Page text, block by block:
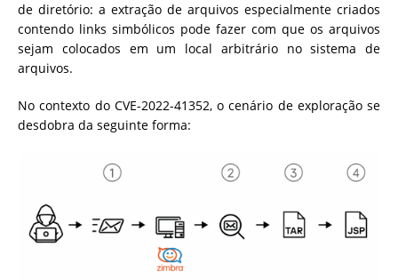
de diretório: a extração de arquivos especialmente criados
contendo links simbólicos pode fazer com que os arquivos
sejam colocados em um local arbitrário no sistema de
arquivos.
No contexto do CVE-2022-41352, o cenário de exploração se
desdobra da seguinte forma: